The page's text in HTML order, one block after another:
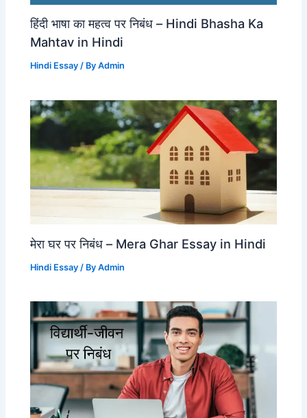
हिंदी भाषा का महत्व पर निबंध – Hindi Bhasha Ka
Mahtav in Hindi
Hindi Essay / ByAdmin
मेरा घर पर निबंध – Mera Ghar Essay in Hindi
Hindi Essay / ByAdmin